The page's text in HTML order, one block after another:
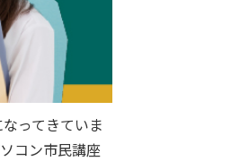
ってきていま
コン市民講座